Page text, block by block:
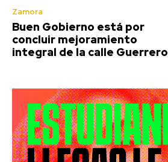
Zamora
Buen Gobierno está por
concluir mejoramiento
integral de la calle Guerrero